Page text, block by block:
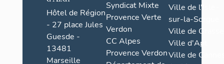
Hôtel de Région
- 27 place Jules
Guesde -
13481
Marseille
Syndicat Mixte
Provence Verte
Verdon
CC Alpes
Provence Verdon
Ville de l'Isle-
sur-la-Sorgue
Ville de Grasse
Ville d'Apt
Ville de